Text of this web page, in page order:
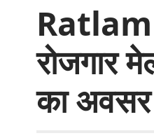
Ratlam
रोजगार
का अवसर